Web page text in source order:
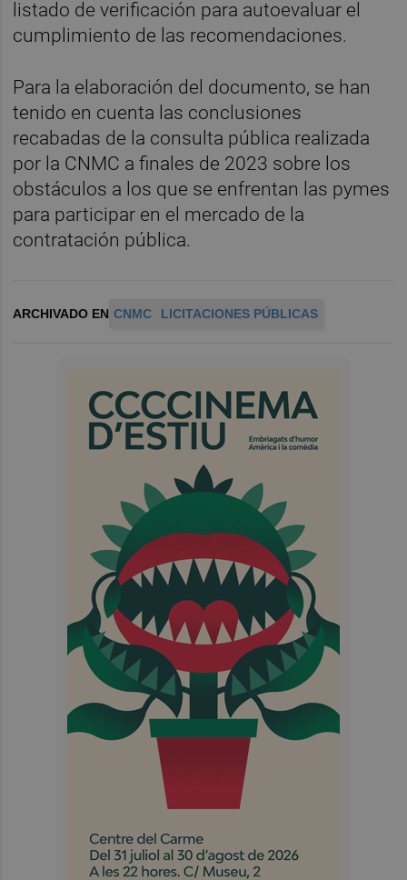
listado de verificación para autoevaluar el
cumplimiento de las recomendaciones.
Para la elaboración del documento, se han
tenido en cuenta las conclusiones
recabadas de la consulta pública realizada
por la CNMC a finales de 2023 sobre los
obstáculos a los que se enfrentan las pymes
para participar en el mercado de la
contratación pública.
ARCHIVADO EN CNMC LICITACIONES PÚBLICAS